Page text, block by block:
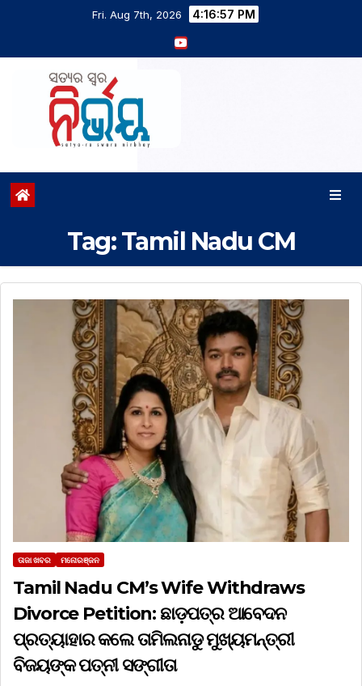
Fri. Aug 7th, 2026 4:16:58 PM
Tag:Tamil Nadu CM
ତାଜା ଖବର ମନୋରଞ୍ଜନ
Tamil Nadu CM’s Wife Withdraws
Divorce Petition: ଛାଡ଼ପତ୍ର ଆବେଦନ
ପ୍ରତ୍ୟାହାର କଲେ ତାମିଲନାଡୁ ମୁଖ୍ୟମନ୍ତ୍ରୀ
ବିଜୟଙ୍କ ପତ୍ନୀ ସଙ୍ଗୀତା